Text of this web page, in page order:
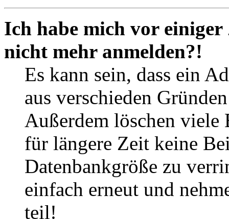
Ich habe mich vor
nicht mehr anmelden?!
Es kann sein, dass ein
aus verschieden
Außerdem löschen viele
für längere Zeit keine
Datenbankgröße zu
einfach erneut und
teil!